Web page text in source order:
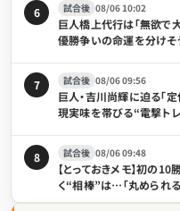
6 試合後 08/06 10:02
巨人橋上代行は「無欲で
優勝争いの命運を分け
7 試合後 08/06 09:56
巨人・吉川尚輝に迫る「
現実味を帯びる“電撃ト
8 試合後 08/06 09:48
【とっておきメモ】初の
く“相棒”は…「丸められ